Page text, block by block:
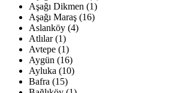
Aşağı Dikmen (1)
Aşağı Maraş (16)
Aslanköy (4)
Atlılar (1)
Avtepe (1)
Aygün (16)
Ayluka (10)
Bafra (15)